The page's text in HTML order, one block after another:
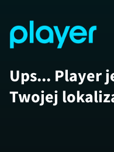
Ups... Player
Twojej